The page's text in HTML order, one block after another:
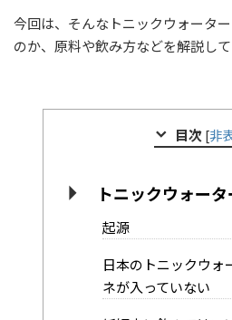
今回は、そんなトニックウォータ
のか、原料や飲み方などを解説して
目次 [非
トニックウォータ
起源
日本のトニックウォ
ネが入っていない